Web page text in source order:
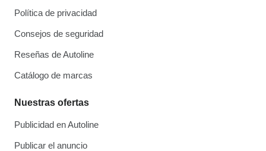
Política de privacidad
Consejos de seguridad
Reseñas de Autoline
Catálogo de marcas
Nuestras ofertas
Publicidad en Autoline
Publicar el anuncio